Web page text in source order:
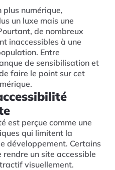
plus numérique,
un luxe mais une
de nombreux
inaccessibles à une
Entre
de sensibilisation et
faire le point sur cet
est perçue comme une
qui limitent la
développement. Certains
un site accessible
visuellement.